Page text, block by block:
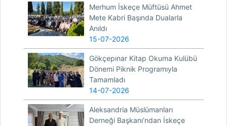
Merhum İskeçe Müftüsü Ahmet
Mete Kabri Başında Dualarla
Anıldı
15-07-2026
Gökçepınar Kitap Okuma Kulübü
Dönemi Piknik Programıyla
Tamamladı
14-07-2026
Aleksandria Müslümanları
Derneği Başkanı’ndan İskeçe